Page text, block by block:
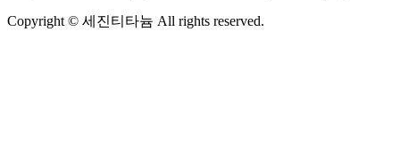
Copyright © 세진티타늄 All rights reserved.